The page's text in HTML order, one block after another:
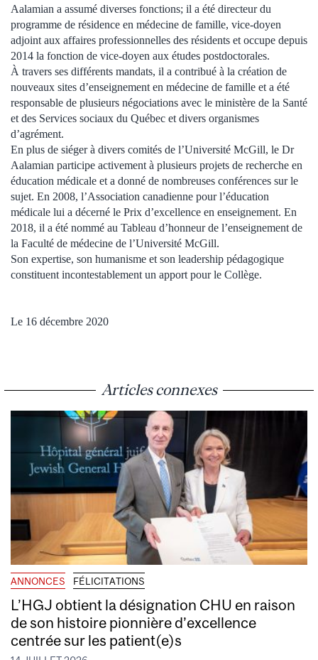
Aalamian a assumé diverses fonctions; il a été directeur du
programme de résidence en médecine de famille, vice-doyen
adjoint aux affaires professionnelles des résidents et occupe depuis
2014 la fonction de vice-doyen aux études postdoctorales.
À travers ses différents mandats, il a contribué à la création de
nouveaux sites d’enseignement en médecine de famille et a été
responsable de plusieurs négociations avec le ministère de la Santé
et des Services sociaux du Québec et divers organismes
d’agrément.
En plus de siéger à divers comités de l’Université McGill, le Dr
Aalamian participe activement à plusieurs projets de recherche en
éducation médicale et a donné de nombreuses conférences sur le
sujet. En 2008, l’Association canadienne pour l’éducation
médicale lui a décerné le Prix d’excellence en enseignement. En
2018, il a été nommé au Tableau d’honneur de l’enseignement de
la Faculté de médecine de l’Université McGill.
Son expertise, son humanisme et son leadership pédagogique
constituent incontestablement un apport pour le Collège.
Le 16 décembre 2020
Articles connexes
ANNONCES FÉLICITATIONS
L’HGJ obtient la désignation CHU en raison
de son histoire pionnière d’excellence
centrée sur les patient(e)s